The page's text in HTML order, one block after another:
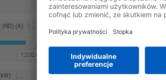
(A)
1200.00
MIKROPRZEMIENNIK DO
PRZEMYSŁOWYCH - SERIA
GA50C4001EBA
PRĄD
MAKS. MOC